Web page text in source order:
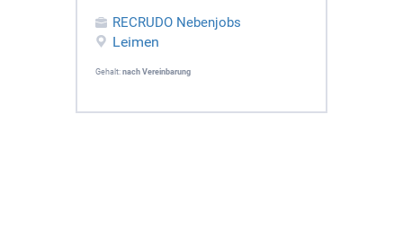
RECRUDO Nebenjobs
Leimen
Gehalt: nach Vereinbarung